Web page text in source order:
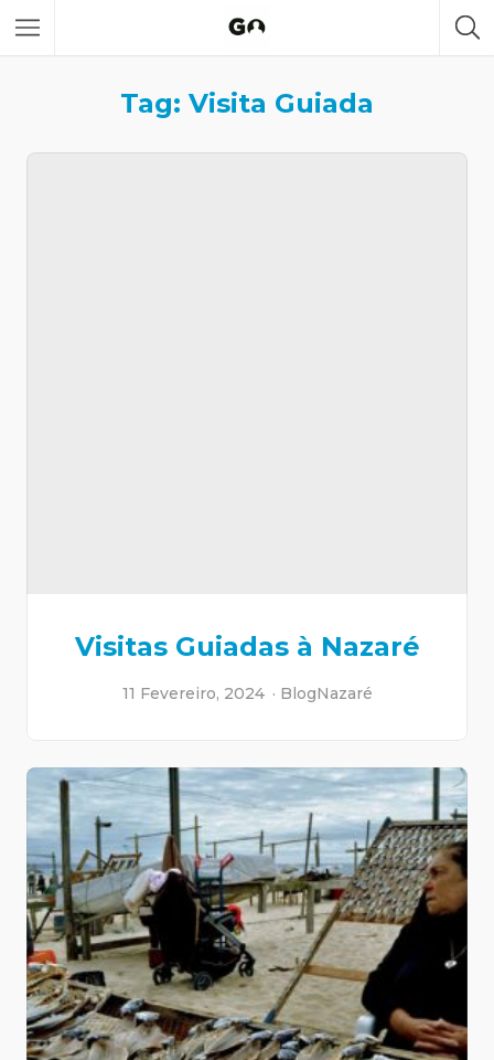
Tag: Visita Guiada
Visitas Guiadas à Nazaré
11 Fevereiro, 2024 BlogNazaré